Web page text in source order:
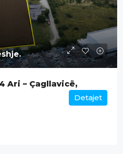
Ari – Çagllavicë,
Detajet